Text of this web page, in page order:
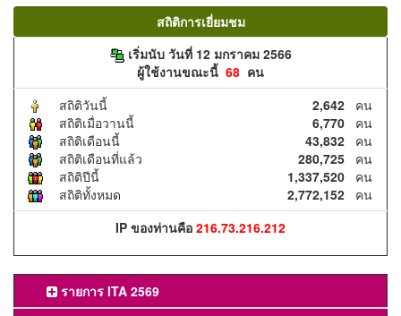
สถิติการเยี่ยมชม
เริ่มนับ วันที่ 12 มกราคม 2566
ผู้ใช้งานขณะนี้ 68 คน
สถิติวันนี้
2,642 คน
สถิติเมื่อวานนี้
6,770 คน
สถิติเดือนนี้
43,832 คน
สถิติเดือนที่แล้ว
280,725 คน
สถิติปีนี้
1,337,520 คน
สถิติทั้งหมด
2,772,152 คน
IP ของท่านคือ 216.73.216.212
รายการ ITA 2569